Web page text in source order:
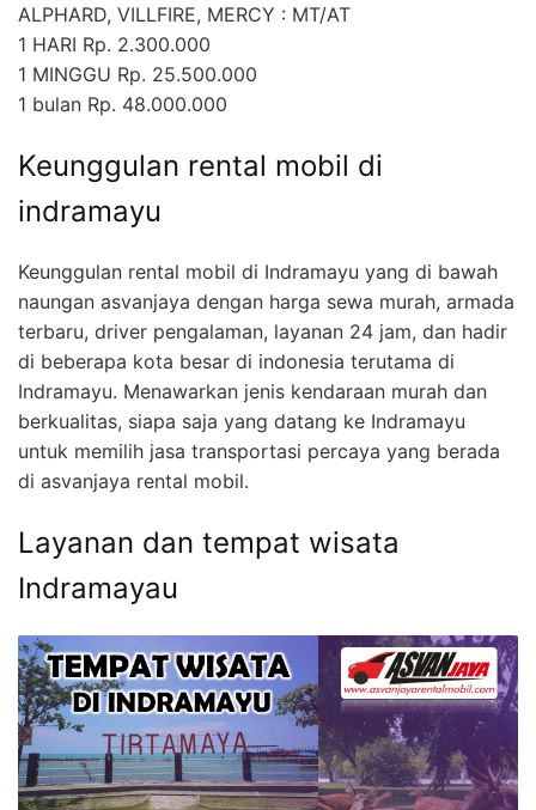
ALPHARD, VILLFIRE, MERCY : MT/AT
1 HARI Rp. 2.300.000
1 MINGGU Rp. 25.500.000
1 bulan Rp. 48.000.000
Keunggulan rental mobil di
indramayu
Keunggulan rental mobil di Indramayu yang di bawah
naungan asvanjaya dengan harga sewa murah, armada
terbaru, driver pengalaman, layanan 24 jam, dan hadir
di beberapa kota besar di indonesia terutama di
Indramayu. Menawarkan jenis kendaraan murah dan
berkualitas, siapa saja yang datang ke Indramayu
untuk memilih jasa transportasi percaya yang berada
di asvanjaya rental mobil.
Layanan dan tempat wisata
Indramayau